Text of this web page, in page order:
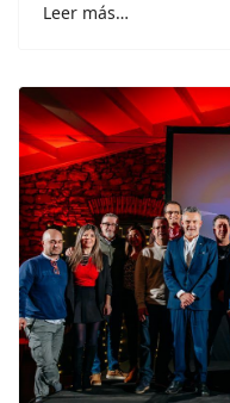
Leer más…